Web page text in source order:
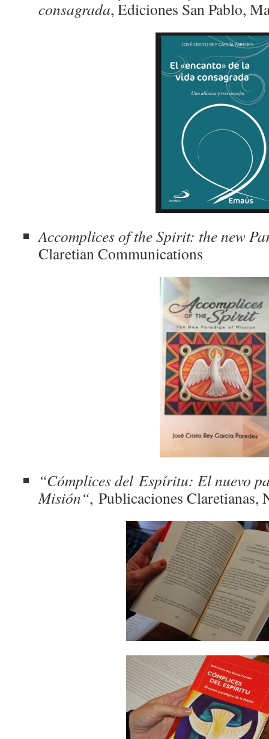
consagrada, Ediciones San Pablo,
Accomplices of the Spirit: the new
Claretian Communications
“Cómplices del Espíritu: El nuevo
Misión“, Publicaciones Claretianas,